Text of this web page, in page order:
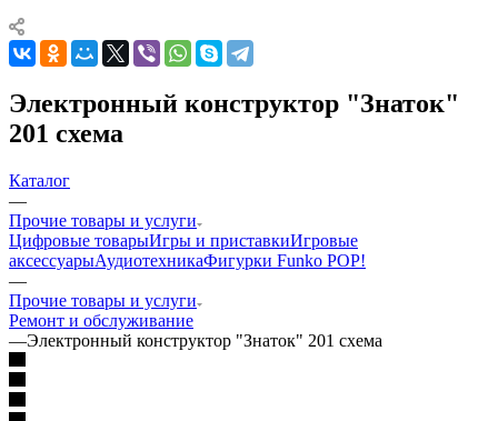
Электронный конструктор "Знаток"
201 схема
Каталог
—
Прочие товары и услуги
Цифровые товарыИгры и приставкиИгровые
аксессуарыАудиотехникаФигурки Funko POP!
—
Прочие товары и услуги
Ремонт и обслуживание
—Электронный конструктор "Знаток" 201 схема